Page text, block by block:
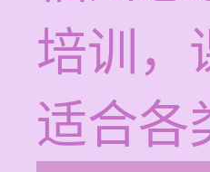
培训，
适合各